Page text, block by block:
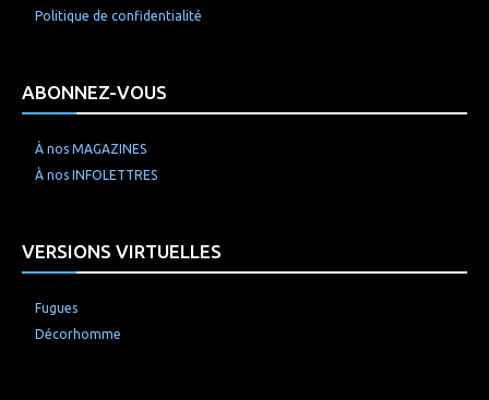
Politique de confidentialité
ABONNEZ-VOUS
À nos MAGAZINES
À nos INFOLETTRES
VERSIONS VIRTUELLES
Fugues
Décorhomme